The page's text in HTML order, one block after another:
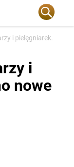
i pielęgniarek.
i
nowe